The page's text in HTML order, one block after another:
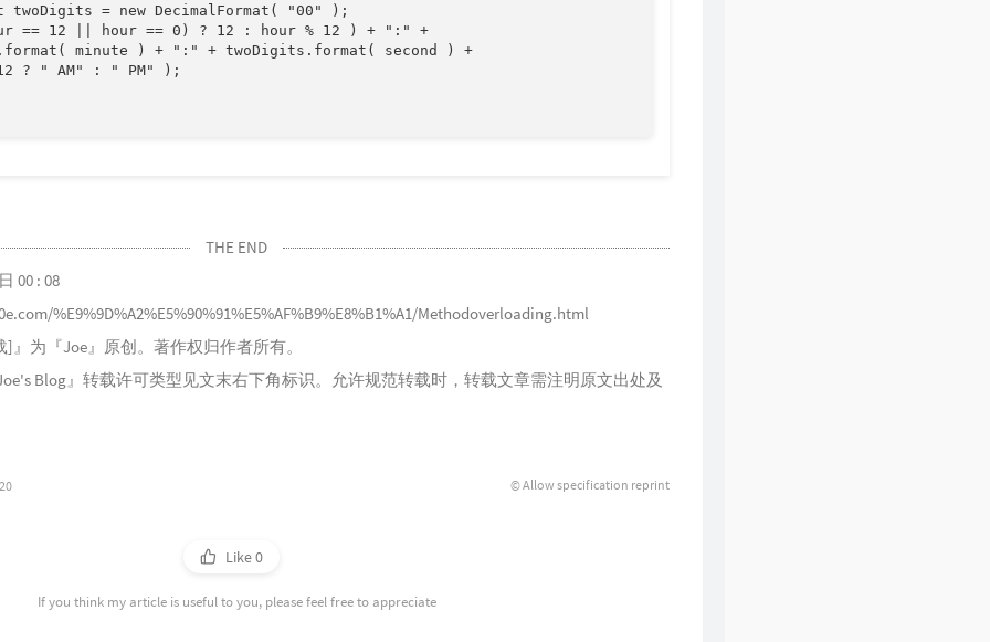
twoDigits = new DecimalFormat( "00" );
== 12 || hour == 0) ? 12 : hour % 12 ) + ":" +
minute ) + ":" + twoDigits.format( second ) +
? " AM" : " PM" );
THE END
00 : 08
%E9%9D%A2%E5%90%91%E5%AF%B9%E8%B1%A1/Methodoverloading.html
] 』为『Joe』原创。著作权归作者所有。
Blog』转载许可类型见文末右下角标识。允许规范转载时，转载文章需注明原文出处及
© Allow specification reprint
Like0
If you think my article is useful to you, please feel free to appreciate